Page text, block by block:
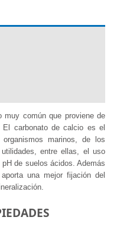
común que proviene de
carbonato de calcio es el
marinos, de los
entre ellas, el uso
de suelos ácidos. Además
una mejor fijación del